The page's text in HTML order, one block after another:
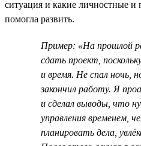
ситуация и какие личностные и
помогла развить.
Пример: «На прошлой
сдать проект,
и время. Не спал ночь,
закончил работу. Я
и сделал выводы, что
управления временем,
планировать дела,